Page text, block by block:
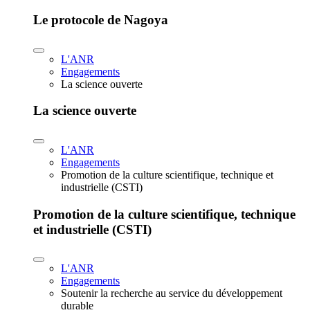
Le protocole de Nagoya
L'ANR
Engagements
La science ouverte
La science ouverte
L'ANR
Engagements
Promotion de la culture scientifique, technique et
industrielle (CSTI)
Promotion de la culture scientifique, technique
et industrielle (CSTI)
L'ANR
Engagements
Soutenir la recherche au service du développement
durable